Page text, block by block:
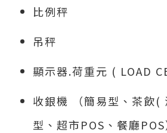
比例秤
吊秤
顯示器.荷重元 ( LOAD
收銀機 （簡易型、茶飲(
型、超市POS、餐廳POS